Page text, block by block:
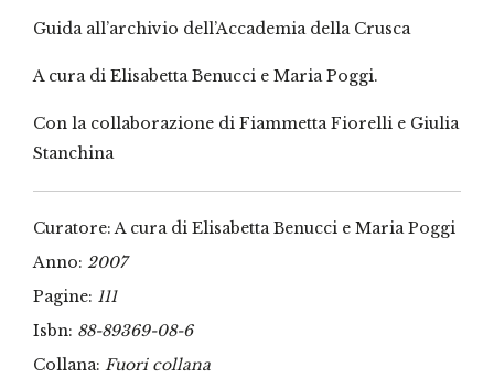
Guida all’archivio dell’Accademia della Crusca
A cura di Elisabetta Benucci e Maria Poggi.
Con la collaborazione di Fiammetta Fiorelli e Giulia
Stanchina
Curatore: A cura di Elisabetta Benucci e Maria Poggi
Anno: 2007
Pagine: 111
Isbn: 88-89369-08-6
Collana: Fuori collana